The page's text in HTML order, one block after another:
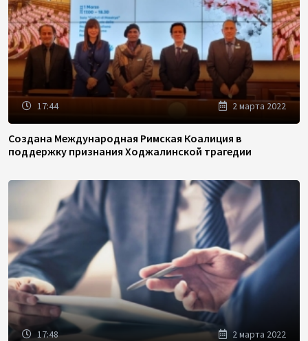
17:44 2 марта 2022
Создана Международная Римская Коалиция в
поддержку признания Ходжалинской трагедии
17:48 2 марта 2022